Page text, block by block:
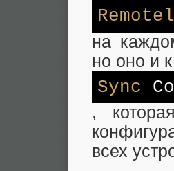
на
но оно и
Sync
,
всех